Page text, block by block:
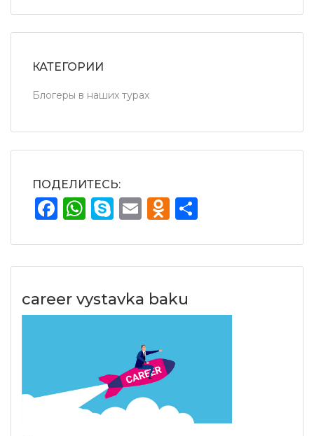
КАТЕГОРИИ
Блогеры в наших турах
ПОДЕЛИТЕСЬ:
Facebook
WhatsApp
Skype
Email
career vystavka baku